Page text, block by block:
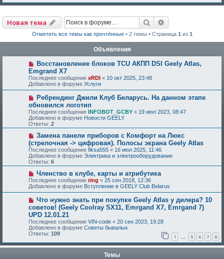
Новая тема Поиск
Отметить все темы как прочтённые• 2 темы • Страница 1 из 1
Объявления
Восстановление блоков TCU АКПП DSI Geely Atlas,
Emgrand X7
Последнее сообщение xRDI « 10 окт 2025, 23:48
Добавлено в форуме Услуги
Ребрендинг Джили Клуб Беларусь. На данном этапе
обновился логотип
Последнее сообщение INFOBOT_GCBY « 19 июл 2023, 08:47
Добавлено в форуме Новости GEELY
Ответы: 2
Замена панели приборов с Комфорт на Люкс
(стрелочная -> цифровая). Полосы экрана Geely Atlas
Последнее сообщение fiksa555 « 16 июл 2025, 11:46
Добавлено в форуме Электрика и электрооборудование
Ответы: 6
Членство в клубе, карты и атрибутика
Последнее сообщение ring « 25 сен 2018, 12:36
Добавлено в форуме Вступление в GEELY Club Belarus
Что нужно знать при покупке Geely Atlas у дилера? 10
советов! (Geely Coolray SX11, Emrgand X7, Emrgand 7)
UPD 12.01.21
Последнее сообщение VIN-code « 20 сен 2023, 19:28
Добавлено в форуме Советы бывалых
Ответы: 109 1 … 5 6 7 8
Темы